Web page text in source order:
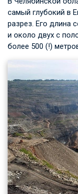
самый глубокий в
разрез. Его длина
и около двух с
более 500 (!)